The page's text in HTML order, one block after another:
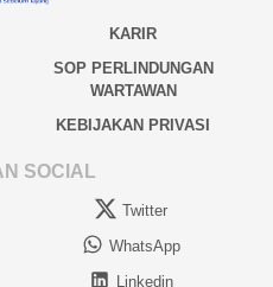
KARIR
SOP PERLINDUNGAN
WARTAWAN
KEBIJAKAN PRIVASI
SOCIAL
Twitter
WhatsApp
Linkedin